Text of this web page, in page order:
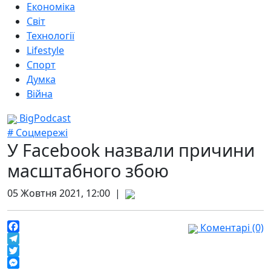
Економіка
Світ
Технології
Lifestyle
Спорт
Думка
Війна
BigPodcast
# Соцмережі
У Facebook назвали причини
масштабного збою
05 Жовтня 2021, 12:00 |
Facebook
Telegram
Twitter
Коментарі (0)